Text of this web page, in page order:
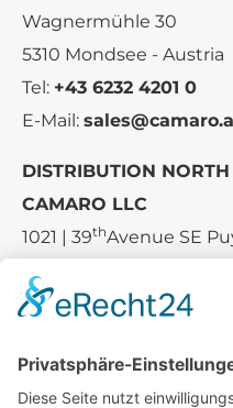
Wagnermühle 30
5310 Mondsee - Austria
Tel: +43 6232 4201 0
E-Mail:
DISTRIBUTION
CAMARO LLC
1021 | 39thAvenue SE
Tel.:+1 253-867-57 35